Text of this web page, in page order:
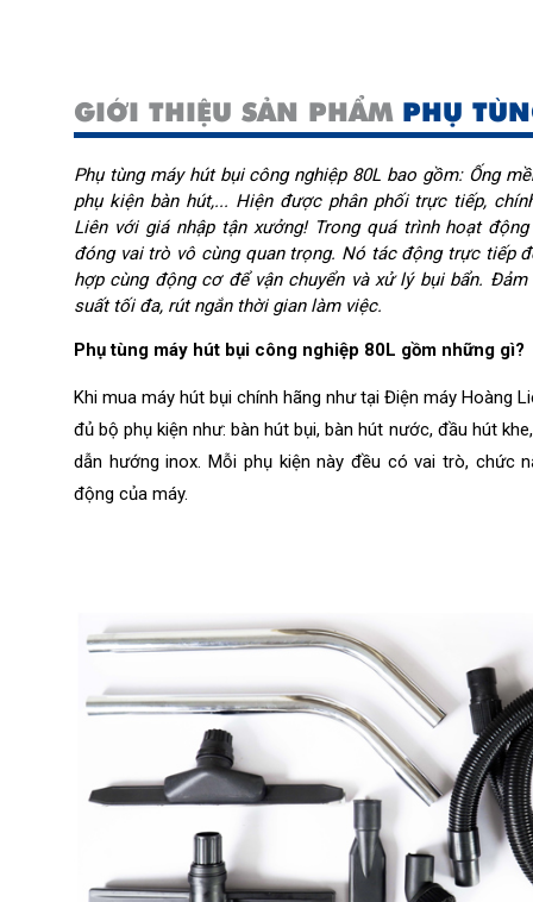
GIỚI THIỆU SẢN PHẨM PHỤ
Phụ tùng máy hút bụi công nghiệp 80L bao gồm: Ống
phụ kiện bàn hút,... Hiện được phân phối trực tiếp,
Liên với giá nhập tận xưởng! Trong quá trình hoạt động
đóng vai trò vô cùng quan trọng. Nó tác động trực tiếp
hợp cùng động cơ để vận chuyển và xử lý bụi bẩn.
suất tối đa, rút ngắn thời gian làm việc.
Phụ tùng máy hút bụi công nghiệp 80L gồm những gì?
Khi mua máy hút bụi chính hãng như tại Điện máy Hoàng
đủ bộ phụ kiện như: bàn hút bụi, bàn hút nước, đầu hút
dẫn hướng inox. Mỗi phụ kiện này đều có vai trò, chức
động của máy.